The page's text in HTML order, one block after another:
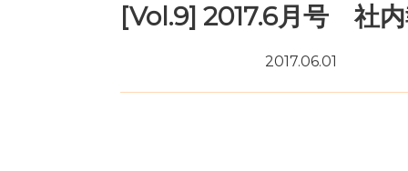
[Vol.9] 2017.6月号 社
2017.06.01